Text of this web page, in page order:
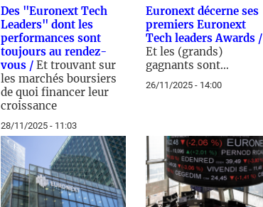
Des "Euronext Tech
Leaders" dont les
performances sont
toujours au rendez-
vous / Et trouvant sur
les marchés boursiers
de quoi financer leur
croissance
28/11/2025 - 11:03
Euronext décerne ses
premiers Euronext
Tech leaders Awards /
Et les (grands)
gagnants sont…
26/11/2025 - 14:00